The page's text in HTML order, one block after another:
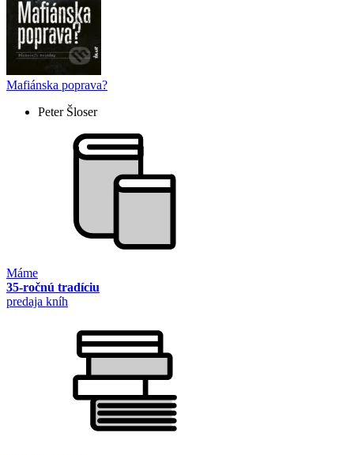
Mafiánska poprava?
Peter Šloser
Máme
35-ročnú tradíciu
predaja kníh